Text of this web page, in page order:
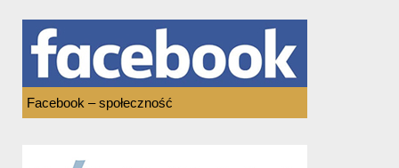
Facebook – społeczność